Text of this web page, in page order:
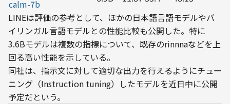
calm-7b
LINEは評価の参考として、ほかの日本語言語モデルやバ
イリンガル言語モデルとの性能比較も公開した。特に
3.6Bモデルは複数の指標について、既存のrinnnaなどを上
回る高い性能を示している。
同社は、指示文に対して適切な出力を行えるようにチュー
ニング（Instruction tuning）したモデルを近日中に公開
予定だという。